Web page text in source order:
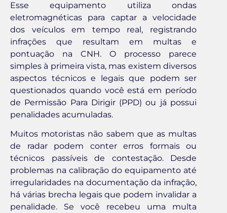
Esse equipamento utiliza ondas
eletromagnéticas para captar a velocidade
dos veículos em tempo real, registrando
infrações que resultam em multas e
pontuação na CNH. O processo parece
simples à primeira vista, mas existem diversos
aspectos técnicos e legais que podem ser
questionados quando você está em período
de Permissão Para Dirigir (PPD) ou já possui
penalidades acumuladas.
Muitos motoristas não sabem que as multas
de radar podem conter erros formais ou
técnicos passíveis de contestação. Desde
problemas na calibração do equipamento até
irregularidades na documentação da infração,
há várias brecha legais que podem invalidar a
penalidade. Se você recebeu uma multa